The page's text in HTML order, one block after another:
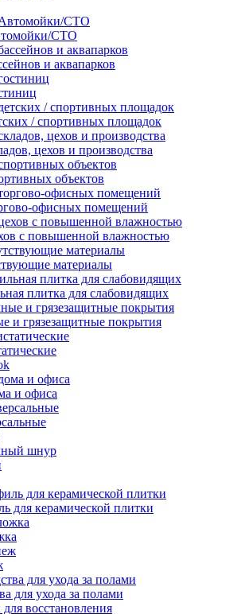
СТО
и аквапарков
/ спортивных площадок
цехов и производства
объектов
офисных помещений
с повышенной влажностью
материалы
плитка для слабовидящих
и грязезащитные покрытия
и офиса
шнур
для керамической плитки
для ухода за полами